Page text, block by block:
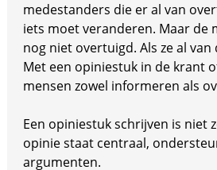
medestanders die er al van
iets moet veranderen. Maar de
nog niet overtuigd. Als ze al
Met een opiniestuk in de krant
mensen zowel informeren als
Een opiniestuk schrijven is niet
opinie staat centraal,
argumenten.